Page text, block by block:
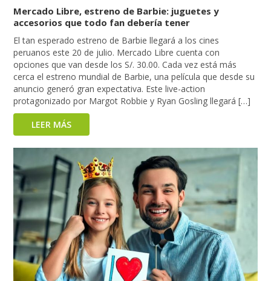
Mercado Libre, estreno de Barbie: juguetes y
accesorios que todo fan debería tener
El tan esperado estreno de Barbie llegará a los cines
peruanos este 20 de julio. Mercado Libre cuenta con
opciones que van desde los S/. 30.00. Cada vez está más
cerca el estreno mundial de Barbie, una película que desde su
anuncio generó gran expectativa. Este live-action
protagonizado por Margot Robbie y Ryan Gosling llegará […]
LEER MÁS